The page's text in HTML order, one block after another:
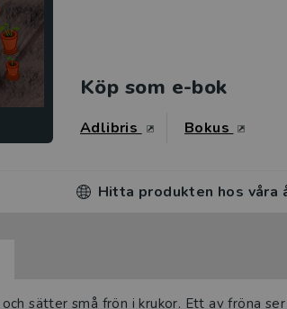
Köp som e-bok
Adlibris Bokus
Hitta produkten hos
sätter små frön i krukor. Ett av fröna